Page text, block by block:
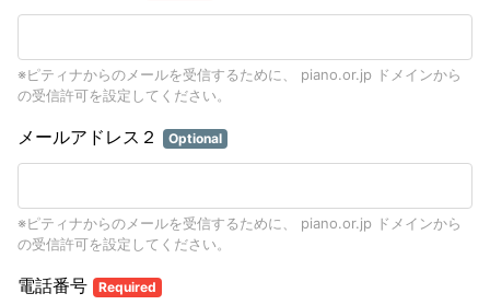
※ピティナからのメールを受信するために、 piano.or.jp ドメインから
の受信許可を設定してください。
メールアドレス２ Optional
※ピティナからのメールを受信するために、 piano.or.jp ドメインから
の受信許可を設定してください。
電話番号 Required